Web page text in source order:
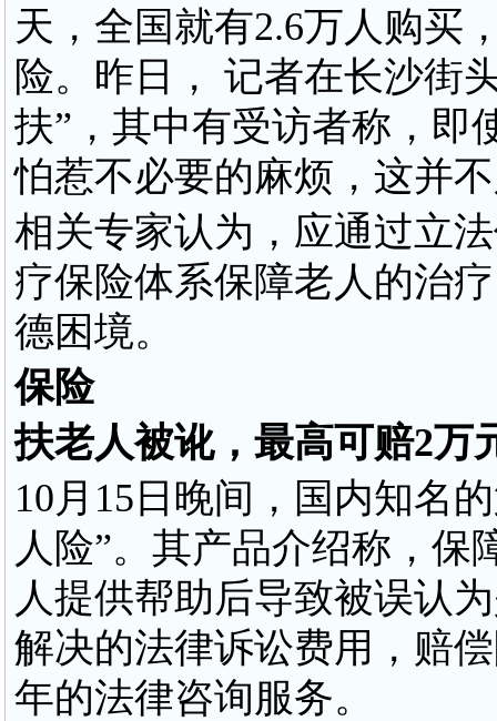
天，全国就有2.6万人购买
险。昨日， 记者在长沙街
扶”，其中有受访者称，即
怕惹不必要的麻烦，这并
相关专家认为，应通过立
疗保险体系保障老人的治
德困境。
保险
扶老人被讹，最高可赔2万
10月15日晚间，国内知名
人险”。其产品介绍称，保
人提供帮助后导致被误认
解决的法律诉讼费用，赔
年的法律咨询服务。